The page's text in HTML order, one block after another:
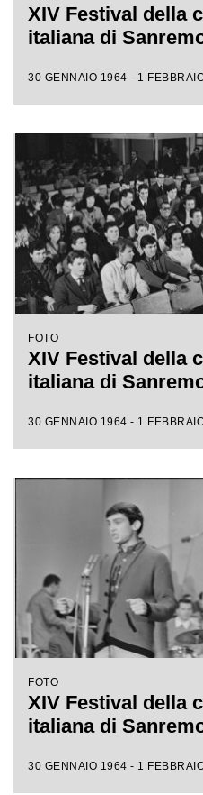
XIV Festival della
italiana di
30 GENNAIO 1964 - 1
FOTO
XIV Festival della
italiana di
30 GENNAIO 1964 - 1
FOTO
XIV Festival della
italiana di
30 GENNAIO 1964 - 1